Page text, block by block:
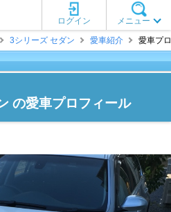
メニュー
ログイン
3シリーズ セダン 愛車紹介 愛車プ
の愛車プロフィール